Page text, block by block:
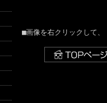
■画像を右クリックして